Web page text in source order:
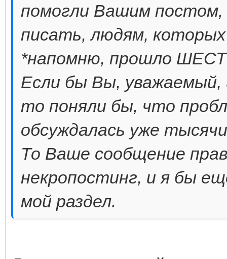
помогли Вашим
писать, людям,
*напомню, прошло
Если бы Вы, уважаемый,
то поняли бы, что
обсуждалась уже
То Ваше сообщение
некропостинг, и я бы
мой раздел.